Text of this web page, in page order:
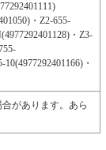
・Z2-655-
・Z3-
・
があります。あら